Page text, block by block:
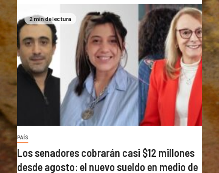
2 min de lectura
PAÍS
Los senadores cobrarán casi $12 millones
desde agosto: el nuevo sueldo en medio de